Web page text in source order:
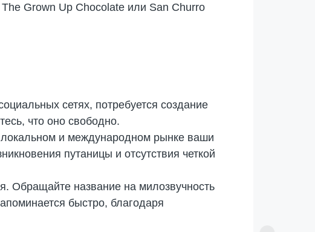
Grown Up Chocolate или San Churro
сетях, потребуется создание
что оно свободно.
локальном и международном рынке ваши
путаницы и отсутствия четкой
Обращайте название на милозвучность
быстро, благодаря